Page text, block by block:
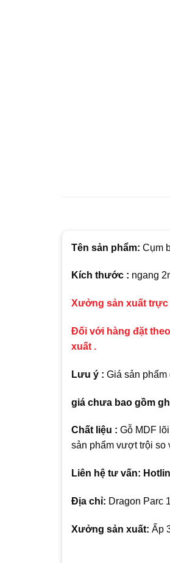
Tên sản phẩm: Cụm
Kích thước : ngang
Xưởng sản xuất trực
Đối với hàng đặt
xuất .
Lưu ý : Giá sản phẩm
giá chưa bao gồm
Chất liệu : Gỗ MDF
sản phẩm vượt trội so
Liên hệ tư vấn:
Địa chỉ: Dragon Parc
Xưởng sản xuất: Ấp